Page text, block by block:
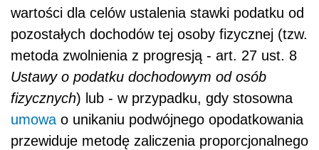
wartości dla celów ustalenia stawki podatku od
pozostałych dochodów tej osoby fizycznej (tzw.
metoda zwolnienia z progresją - art. 27 ust. 8
Ustawy o podatku dochodowym od osób
fizycznych) lub - w przypadku, gdy stosowna
umowa o unikaniu podwójnego opodatkowania
przewiduje metodę zaliczenia proporcjonalnego